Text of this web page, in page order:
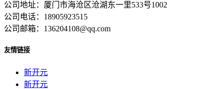
公司地址：厦门市海沧区沧湖东一里533号1002
公司电话：18905923515
公司邮箱：136204108@qq.com
友情链接
新开元
新开元